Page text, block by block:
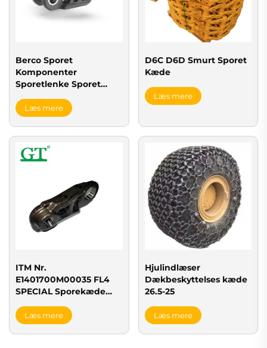
Berco Sporet
Komponenter
Sporetlenke Sporet
Læs mere
D6C D6D Smurt Sporet
Kæde
Læs mere
ITM Nr.
E1401700M00035 FL4
SPECIAL Sporekæde
Læs mere
Hjulindlæser
Dækbeskyttelses kæde
26.5-25
Læs mere